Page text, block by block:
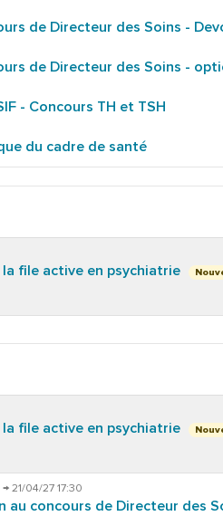
de Directeur des Soins -
de Directeur des Soins -
- Concours TH et TSH
du cadre de santé
file active en psychiatrie
file active en psychiatrie
21/04/27 17:30
au concours de Directeur des